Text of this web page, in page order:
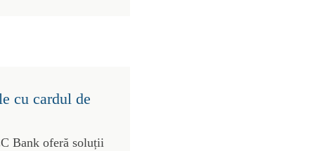
cu cardul de
Bank oferă soluții